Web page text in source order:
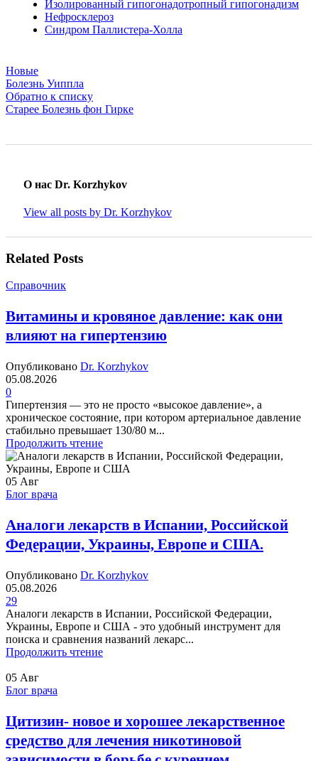
Изолированный гипогонадотропный гипогонадизм
Нефросклероз
Синдром Паллистера-Холла
Новые
Болезнь Уиппла
Обратно к списку
Старее Болезнь фон Гирке
О нас Dr. Korzhykov
View all posts by Dr. Korzhykov
Related Posts
Справочник
Витамины и кровяное давление: как они
влияют на гипертензию
Опубликовано Dr. Korzhykov
05.08.2026
0
Гипертензия — это не просто «высокое давление», а
хроническое состояние, при котором артериальное давление
стабильно превышает 130/80 м...
Продолжить чтение
05 Авг
Блог врача
Аналоги лекарств в Испании, Российской
Федерации, Украины, Европе и США.
Опубликовано Dr. Korzhykov
05.08.2026
29
Аналоги лекарств в Испании, Российской Федерации,
Украины, Европе и США - это удобный инструмент для
поиска и сравнения названий лекарс...
Продолжить чтение
05 Авг
Блог врача
Цитизин- новое и хорошее лекарственное
средство для лечения никотиновой